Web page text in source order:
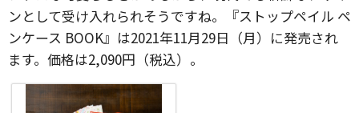
ンとして受け入れられそうですね。『ストップペイル ペ
ンケース BOOK』は2021年11月29日（月）に発売され
ます。価格は2,090円（税込）。